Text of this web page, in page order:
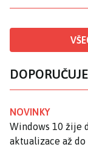
NOVINKY
Windows 10 žije
aktualizace až